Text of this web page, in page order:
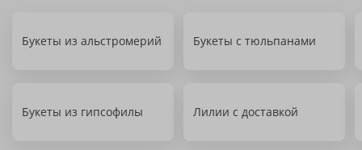
Букеты из альстромерий Букеты с тюльпанами
Букеты из гипсофилы Лилии с доставкой